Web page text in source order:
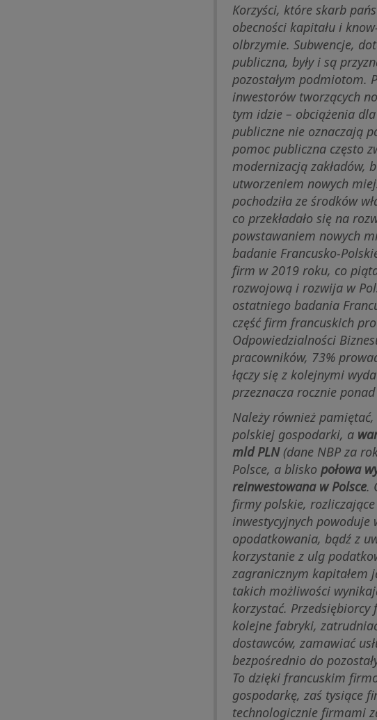
Korzyści, które skarb
obecności kapitału i
olbrzymie. Subwencje,
publiczna, były i są
pozostałym podmiotom.
inwestorów tworzących
tym idzie – obciążenia
publiczne nie oznaczają
pomoc publiczna często
modernizacją zakładów,
utworzeniem nowych
pochodziła ze środków
co przekładało się na
powstawaniem nowych
badanie Francusko-
firm w 2019 roku, co
rozwojową i rozwija w
ostatniego badania
część firm francuskich
Odpowiedzialności
pracowników, 73%
łączy się z kolejnymi
przeznacza rocznie ponad
Należy również
polskiej gospodarki, a
mld PLN(dane NBP za
Polsce, a blisko połowa
reinwestowana w Polsce.
firmy polskie,
inwestycyjnych
opodatkowania, bądź z
korzystanie z ulg
zagranicznym kapitałem
takich możliwości
korzystać.
kolejne fabryki,
dostawców, zamawiać
bezpośrednio do
To dzięki francuskim
gospodarkę, zaś tysiące
technologicznie firmami